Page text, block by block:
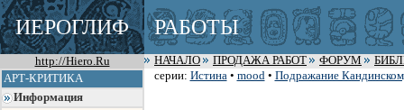
ИЕРОГЛИФ РАБОТЫ
http://Hiero.Ru НАЧАЛО ПРОДАЖА РАБОТ ФОРУМ
АРТ-КРИТИКА
Информация
серии: Истина• mood• Подражание